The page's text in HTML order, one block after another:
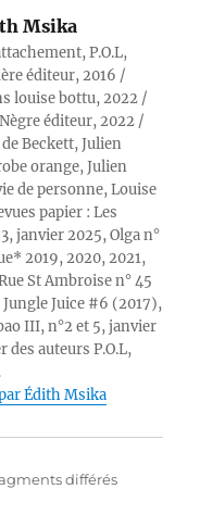
Msika
P.O.L,
éditeur, 2016 /
louise bottu, 2022 /
éditeur, 2022 /
Beckett, Julien
orange, Julien
de personne, Louise
papier : Les
janvier 2025, Olga n°
2019, 2020, 2021,
St Ambroise n° 45
Juice #6 (2017),
III, n°2 et 5, janvier
des auteurs P.O.L,
Édith Msika
différés